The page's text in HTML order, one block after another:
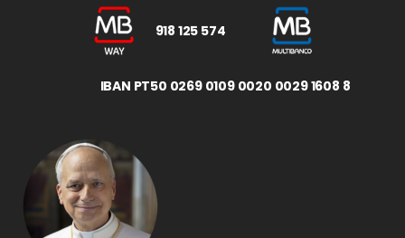
918 125 574
IBAN PT50 0269 0109 0020 0029 1608 8